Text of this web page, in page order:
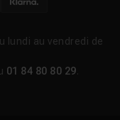
lundi au vendredi de
01 84 80 80 29